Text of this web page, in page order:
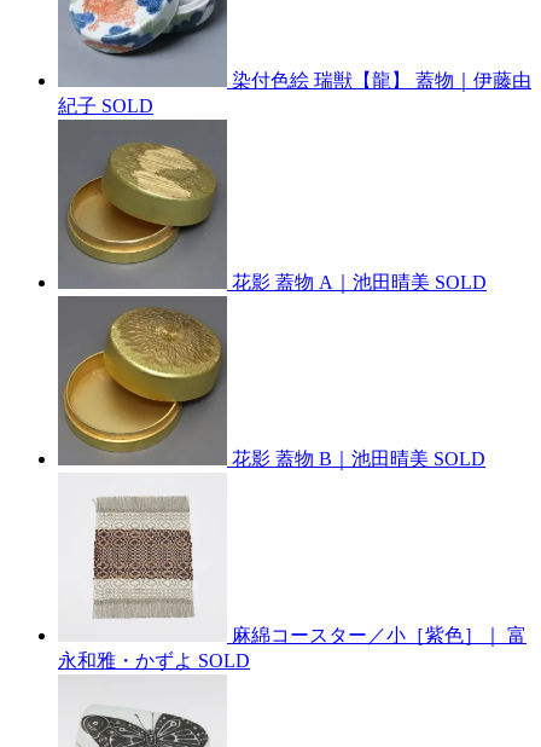
染付色絵 瑞獣【龍】 蓋物｜伊藤由
紀子 SOLD
花影 蓋物 A｜池田晴美 SOLD
花影 蓋物 B｜池田晴美 SOLD
麻綿コースター／小［紫色］｜ 富
永和雅・かずよ SOLD